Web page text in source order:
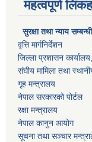
महत्वपूर्ण
सुरक्षा तथा न्याय
वृत्ति मार्गनिर्देशन
जिल्ला प्रशासन
संघीय मामिला तथा
गृह मन्त्रालय
नेपाल सरकारको पोर्टल
रक्षा मन्त्रालय
नेपाल कानुन आयोग
सूचना तथा सञ्चार